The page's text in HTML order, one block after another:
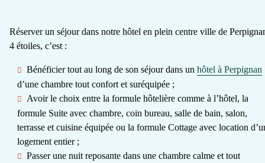
Réserver un séjour dans notre hôtel en plein centre ville de
4 étoiles, c’est :
Bénéficier tout au long de son séjour dans un hôtel à Perpignan
d’une chambre tout confort et suréquipée;
Avoir le choixentre la formule hôtelière comme à l’hôtel, la
formule Suite avec chambre, coin bureau, salle de bain, salon,
terrasse et cuisine équipée ou la formule Cottage avec location
logement entier ;
Passer une nuit reposante dans une chambre calme et tout